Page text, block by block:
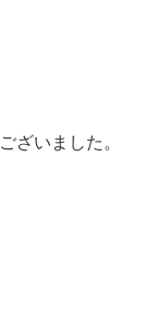
ざいました。